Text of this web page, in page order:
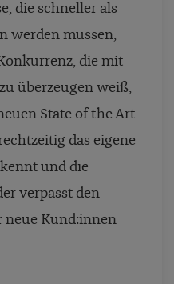
die schneller als
werden müssen,
die mit
überzeugen weiß,
State of the Art
das eigene
und die
verpasst den
neue Kund:innen